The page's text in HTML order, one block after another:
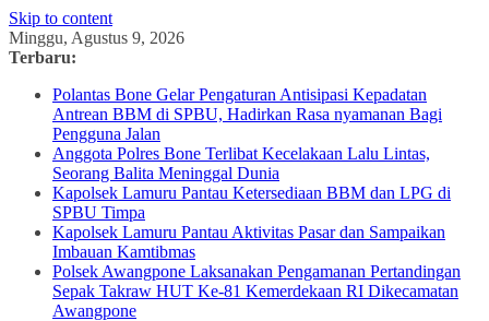
Skip to content
Minggu, Agustus 9, 2026
Terbaru:
Polantas Bone Gelar Pengaturan Antisipasi Kepadatan
Antrean BBM di SPBU, Hadirkan Rasa nyamanan Bagi
Pengguna Jalan
Anggota Polres Bone Terlibat Kecelakaan Lalu Lintas,
Seorang Balita Meninggal Dunia
Kapolsek Lamuru Pantau Ketersediaan BBM dan LPG di
SPBU Timpa
Kapolsek Lamuru Pantau Aktivitas Pasar dan Sampaikan
Imbauan Kamtibmas
Polsek Awangpone Laksanakan Pengamanan Pertandingan
Sepak Takraw HUT Ke-81 Kemerdekaan RI Dikecamatan
Awangpone